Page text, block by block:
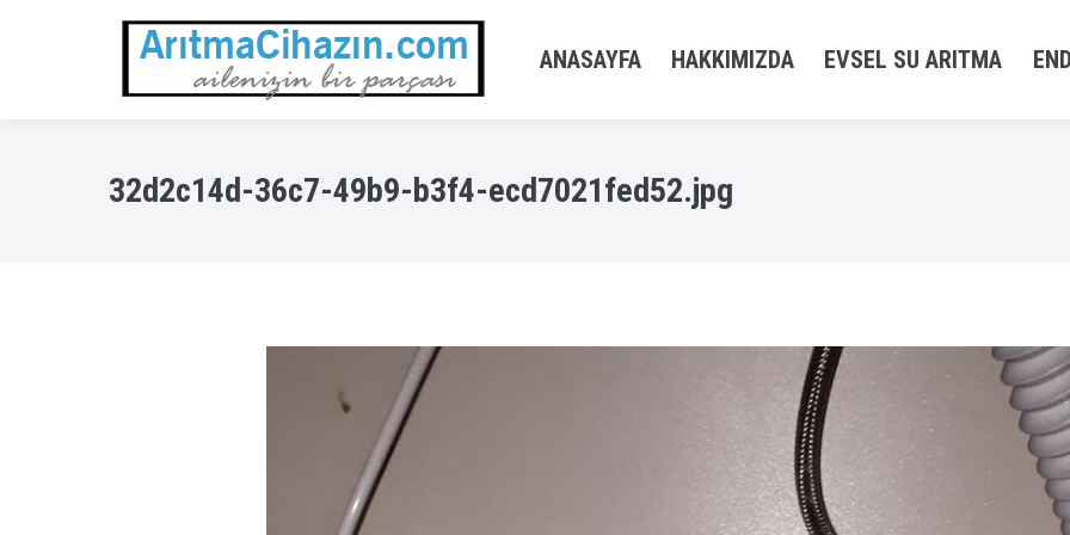
ANASAYFA HAKKIMIZDA EVSEL SU ARITMA
32d2c14d-36c7-49b9-b3f4-ecd7021fed52.jpg